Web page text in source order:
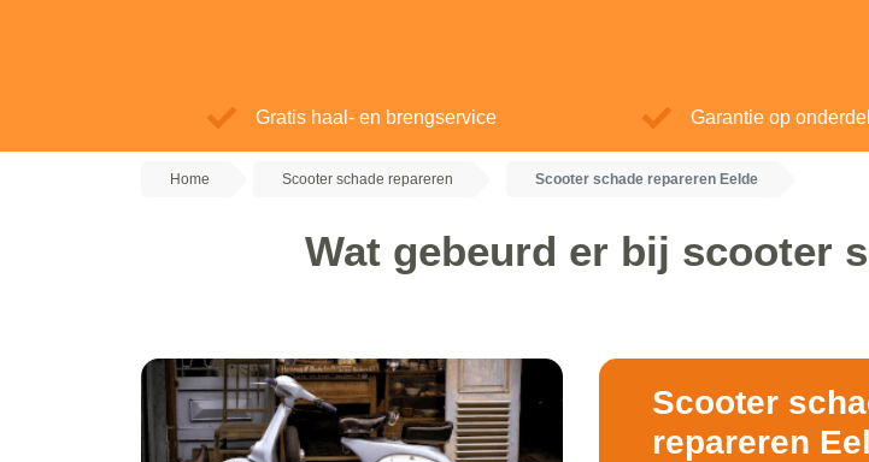
Gratis haal- en brengservice Garantie op
Home Scooter schade repareren Scooter schade repareren Eelde
Wat gebeurd er bij scooter
Scooter
repareren